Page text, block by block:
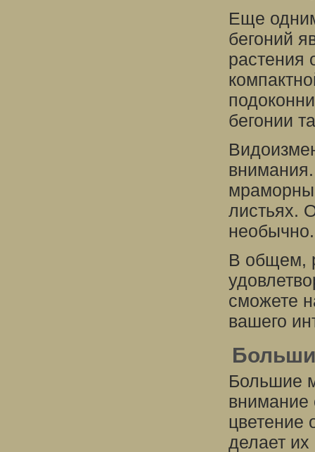
Еще
бегоний
растения
бегонии
листьях.
необычно.
В общем,
сможете
вашего
Большие
внимание
цветение
делает